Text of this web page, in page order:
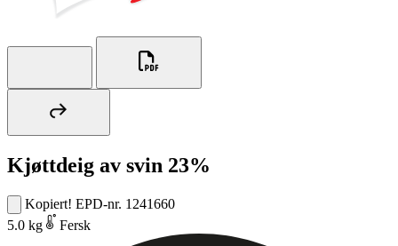
Kjøttdeig av svin 23%
Kopiert! EPD-nr. 1241660
5.0 kg
Fersk